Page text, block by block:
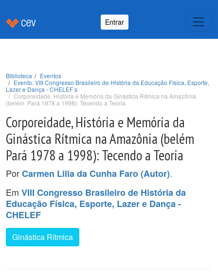
Entrar
Biblioteca
Eventos
Evento: VIII Congresso Brasileiro de História da Educação Física, Esporte,
Lazer e Dança - CHELEF s
Corporeidade, História e Memória da Ginástica Rítmica na Amazônia
(belém  Pará 1978 a 1998): Tecendo a Teoria
Corporeidade, História e Memória da
Ginástica Rítmica na Amazônia (belém 
Pará 1978 a 1998): Tecendo a Teoria
PorCarmen Lilia da Cunha Faro (Autor).
Em VIII Congresso Brasileiro de História da
Educação Física, Esporte, Lazer e Dança -
CHELEF
Ginástica Rítmica